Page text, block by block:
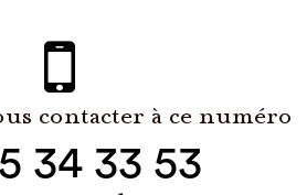
contacter à ce numéro
34 33 53